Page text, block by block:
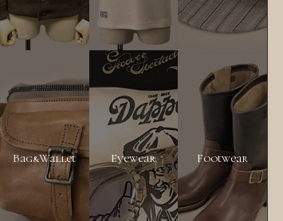
Bag&Wallet Eyewear Footwear